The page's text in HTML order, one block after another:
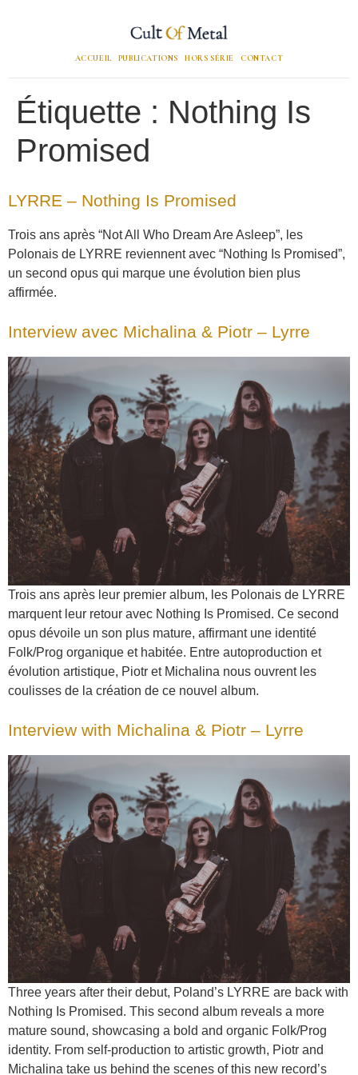
ACCUEIL PUBLICATIONS HORS SÉRIE CONTACT
Étiquette : Nothing Is
Promised
LYRRE – Nothing Is Promised
Trois ans après “Not All Who Dream Are Asleep”, les
Polonais de LYRRE reviennent avec “Nothing Is Promised”,
un second opus qui marque une évolution bien plus
affirmée.
Interview avec Michalina & Piotr – Lyrre
Trois ans après leur premier album, les Polonais de LYRRE
marquent leur retour avec Nothing Is Promised. Ce second
opus dévoile un son plus mature, affirmant une identité
Folk/Prog organique et habitée. Entre autoproduction et
évolution artistique, Piotr et Michalina nous ouvrent les
coulisses de la création de ce nouvel album.
Interview with Michalina & Piotr – Lyrre
Three years after their debut, Poland’s LYRRE are back with
Nothing Is Promised. This second album reveals a more
mature sound, showcasing a bold and organic Folk/Prog
identity. From self-production to artistic growth, Piotr and
Michalina take us behind the scenes of this new record’s